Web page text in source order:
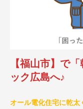
【福山市】で
ック広島へ♪
オール電化住宅に乾太